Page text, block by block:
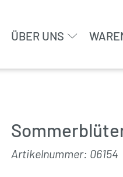
ÜBER UNS
Artikelnummer: 06154